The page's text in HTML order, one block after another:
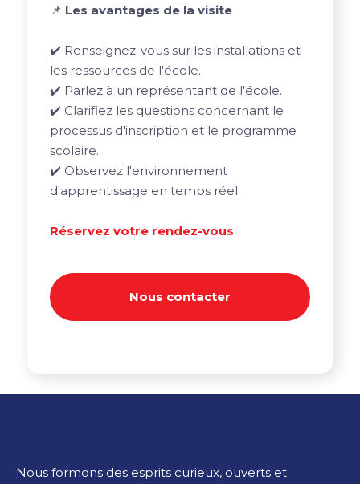
📌 Les avantages de la visite
✔️ Renseignez-vous sur les installations et
les ressources de l'école.
✔️ Parlez à un représentant de l'école.
✔️ Clarifiez les questions concernant le
processus d'inscription et le programme
scolaire.
✔️ Observez l'environnement
d'apprentissage en temps réel.
Réservez votre rendez-vous
Nous contacter
Nous formons des esprits curieux, ouverts et